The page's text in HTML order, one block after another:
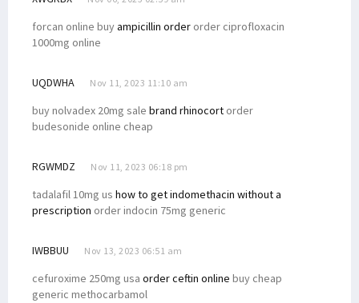
forcan online buyampicillin order order ciprofloxacin
1000mg online
UQDWHA Nov 11, 2023 11:10 am
buy nolvadex 20mg sale brand rhinocort order
budesonide online cheap
RGWMDZ Nov 11, 2023 06:18 pm
tadalafil 10mg us how to get indomethacin without a
prescription order indocin 75mg generic
IWBBUU Nov 13, 2023 06:51 am
cefuroxime 250mg usa order ceftin online buy cheap
generic methocarbamol